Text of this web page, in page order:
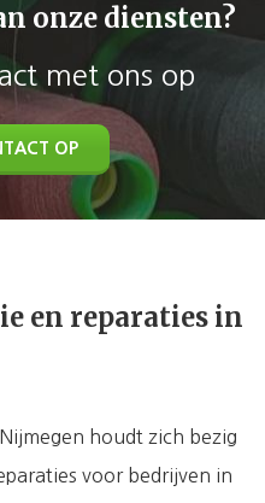
onze diensten?
met ons op
OP
en reparaties in
houdt zich bezig
voor bedrijven in